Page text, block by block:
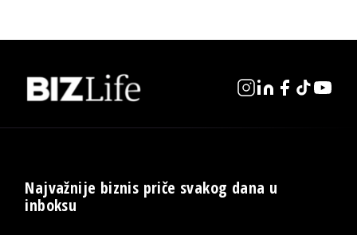
Najvažnije biznis priče svakog dana u
inboksu